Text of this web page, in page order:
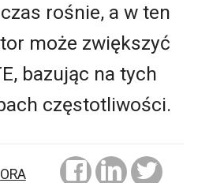
rośnie, a w ten
może zwiększyć
bazując na tych
częstotliwości.